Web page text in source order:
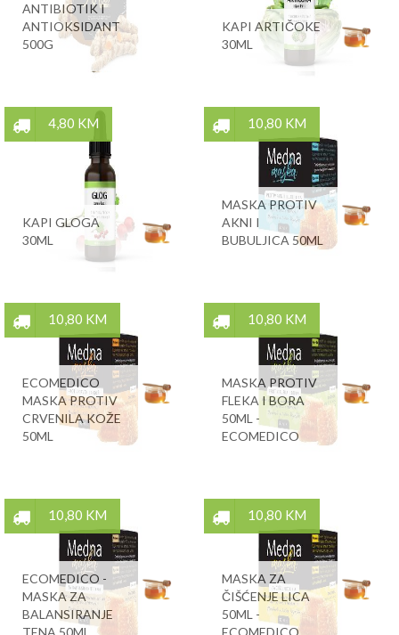
ANTIBIOTIK I
ANTIOKSIDANT
500G
KAPI ARTIČOKE
30ML
4,80 KM
KAPI GLOGA
30ML
10,80 KM
MASKA PROTIV
AKNI I
BUBULJICA 50ML
10,80 KM
ECOMEDICO
MASKA PROTIV
CRVENILA KOŽE
50ML
10,80 KM
MASKA PROTIV
FLEKA I BORA
50ML -
ECOMEDICO
10,80 KM
ECOMEDICO -
MASKA ZA
BALANSIRANJE
10,80 KM
MASKA ZA
ČIŠĆENJE LICA
50ML -